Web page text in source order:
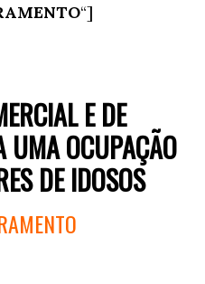
“]
E DE
UMA OCUPAÇÃO
DE IDOSOS